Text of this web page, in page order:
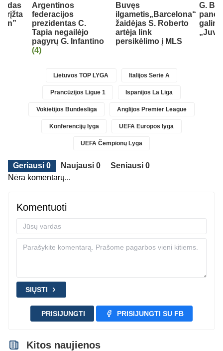
Argentinos
federacijos
prezidentas C.
Tapia negailėjo
pagyrų G. Infantino
(4)
Buvęs
ilgametis„Barcelona“
žaidėjas S. Roberto
artėja link
persikėlimo į MLS
G.
Lietuvos TOP LYGA Italijos Serie A
Prancūzijos Ligue 1 Ispanijos La Liga
Vokietijos Bundesliga Anglijos Premier League
Konferencijų lyga UEFA Europos lyga
UEFA Čempionų Lyga
Geriausi 0 Naujausi 0
Seniausi 0
Nėra komentarų...
Komentuoti
SIŲSTI
PRISIJUNGTI PRISIJUNGTI SU FB
Kitos naujienos